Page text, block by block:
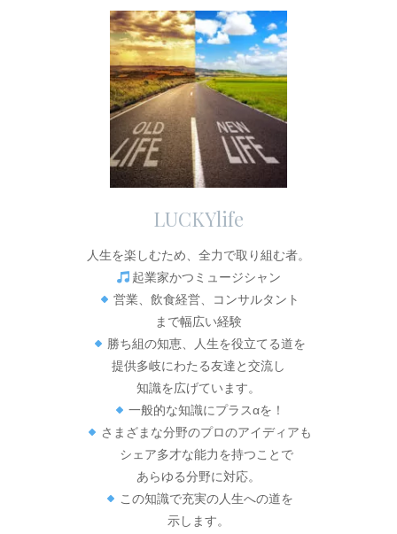
LUCKYlife
人生を楽しむため、全力で取り組む者。
起業家かつミュージシャン
営業、飲食経営、コンサルタント
まで幅広い経験
勝ち組の知恵、人生を役立てる道を
提供多岐にわたる友達と交流し
知識を広げています。
一般的な知識にプラスαを！
さまざまな分野のプロのアイディアも
シェア多才な能力を持つことで
あらゆる分野に対応。
この知識で充実の人生への道を
示します。